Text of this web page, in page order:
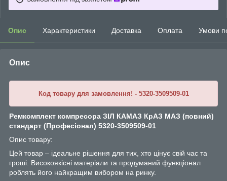
Опис Характеристики Доставка Оплата Умови
Опис
Код товару для замовлення! - 5320-3509509-01
Ремкомплект компресора ЗІЛ КАМАЗ КрАЗ МАЗ (повний)
стандарт (Професіонал) 5320-3509509-01
Опис товару:
Цей товар – ідеальне рішення для тих, хто цінує свій час та
гроші. Високоякісні матеріали та продуманий функціонал
роблять його найкращим вибором на ринку.